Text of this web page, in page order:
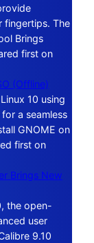
fingertips. The
Brings
first on
(Offline)
10 using
a seamless
GNOME on
first on
Brings New
the open-
user
9.10